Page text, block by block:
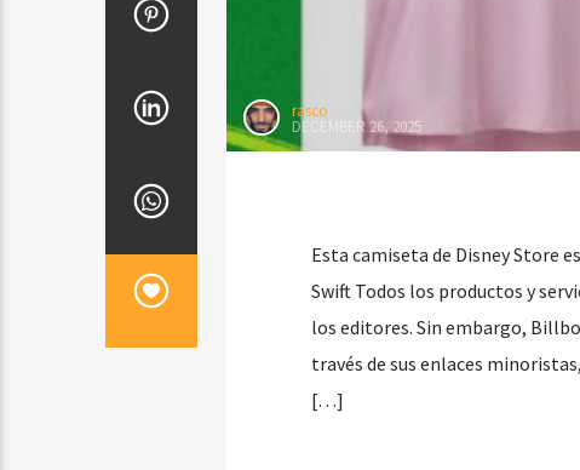
rasco
DECEMBER 26, 2025
Esta camiseta de Disney Store
Swift Todos los productos y
los editores. Sin embargo,
través de sus enlaces
[…]